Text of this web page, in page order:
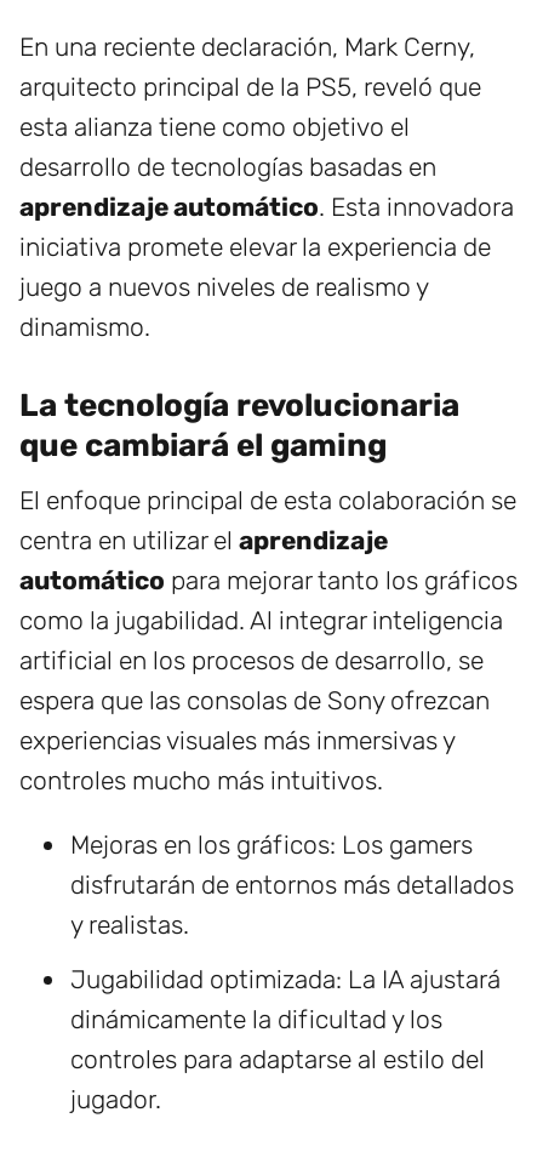
En una reciente declaración, Mark Cerny,
arquitecto principal de la PS5, reveló que
esta alianza tiene como objetivo el
desarrollo de tecnologías basadas en
aprendizaje automático. Esta innovadora
iniciativa promete elevar la experiencia de
juego a nuevos niveles de realismo y
dinamismo.
La tecnología revolucionaria
que cambiará el gaming
El enfoque principal de esta colaboración se
centra en utilizar el aprendizaje
automático para mejorar tanto los gráficos
como la jugabilidad. Al integrar inteligencia
artificial en los procesos de desarrollo, se
espera que las consolas de Sony ofrezcan
experiencias visuales más inmersivas y
controles mucho más intuitivos.
Mejoras en los gráficos: Los gamers
disfrutarán de entornos más detallados
y realistas.
Jugabilidad optimizada: La IA ajustará
dinámicamente la dificultad y los
controles para adaptarse al estilo del
jugador.